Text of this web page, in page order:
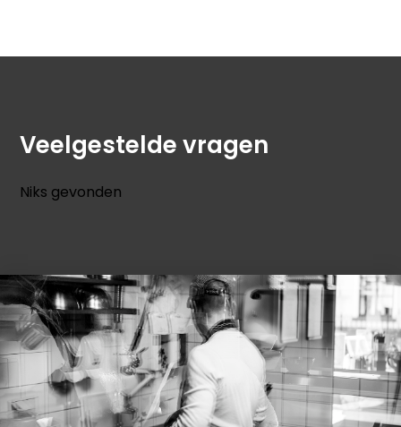
Veelgestelde vragen
Niks gevonden